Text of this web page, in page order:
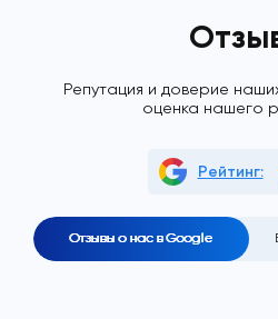
Рейтинг:
Отзывы о нас в Google
Репутация и доверие
оценка нашего